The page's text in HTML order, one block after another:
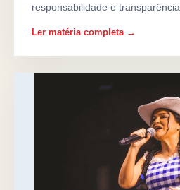
responsabilidade e transparência.
Ler matéria completa →